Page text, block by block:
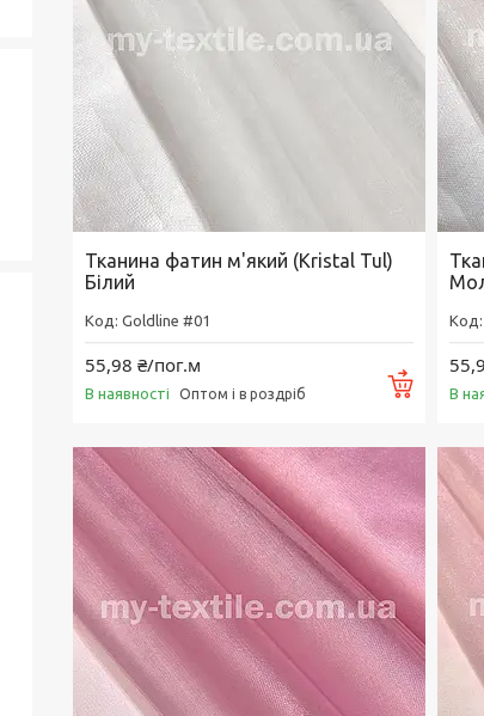
Тканина фатин м'який (Kristal Tul)
Білий
Goldline #01
55,98 ₴/пог.м
В наявності Оптом і в роздріб Купити
В